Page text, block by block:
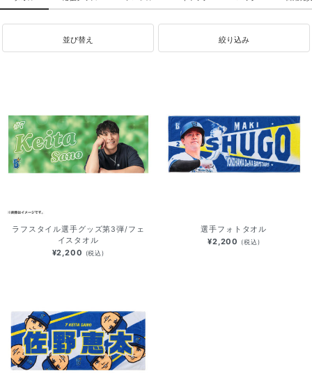
並び替え 絞り込み
ラフスタイル選手グッズ第3弾/フェ
イスタオル
¥2,200 (税込)
選手フォトタオル
¥2,200 (税込)